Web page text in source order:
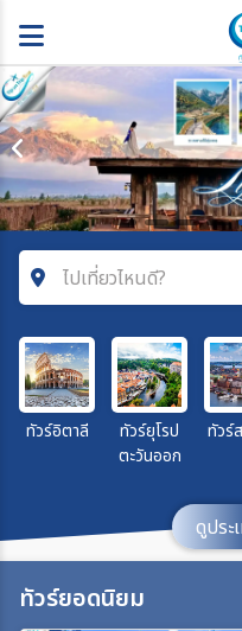
ไปเที่ยวไหนดี?
ค้นหา
คำค้นหา
ทัวร์อิตาลี
ทัวร์ยุโรป
ตะวันออก
ทัวร์
ดูปร
ทัวร์ยอดนิยม